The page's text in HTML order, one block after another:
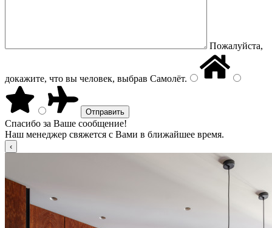
Пожалуйста,
докажите, что вы человек, выбрав Самолёт.
Спасибо за Ваше сообщение!
Наш менеджер свяжется с Вами в ближайшее время.